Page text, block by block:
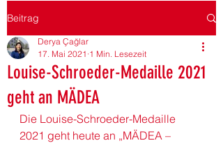
Beitrag
Louise-Schroeder-Medaille 2021
geht an MÄDEA
Derya Çağlar
17. Mai 2021 1 Min. Lesezeit
Die Louise-Schroeder-Medaille
2021 geht heute an „MÄDEA –